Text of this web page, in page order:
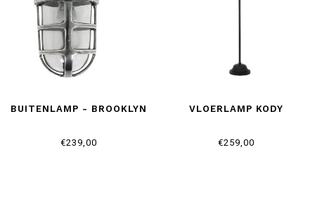
BUITENLAMP - BROOKLYN
€239,00
VLOERLAMP KODY
€259,00